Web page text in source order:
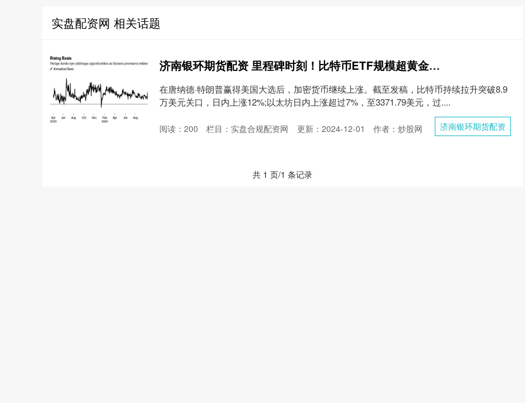
实盘配资网 相关话题
济南银环期货配资 里程碑时刻！比特币ETF规模超黄金！突破8.9万美元关口
在唐纳德·特朗普赢得美国大选后，加密货币继续上涨。截至发稿，比特币持续拉升突破8.9
万美元关口，日内上涨12%;以太坊日内上涨超过7%，至3371.79美元，过....
济南银环期货配资
更新：2024-12-01 作者：炒股网
阅读： 200 栏目： 实盘合规配资网
共 1 页/1 条记录